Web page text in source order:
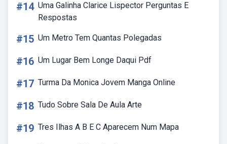
#14 Uma Galinha Clarice Lispector Perguntas E
Respostas
#15 Um Metro Tem Quantas Polegadas
#16 Um Lugar Bem Longe Daqui Pdf
#17 Turma Da Monica Jovem Manga Online
#18 Tudo Sobre Sala De Aula Arte
#19 Tres Ilhas A B E C Aparecem Num Mapa